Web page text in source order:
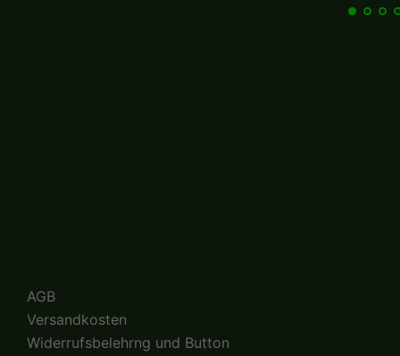
AGB
Versandkosten
Widerrufsbelehrng und Button